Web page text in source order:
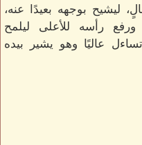
ليشيح بوجهه بعيدًا عنه،
رأسه للأعلى ليلمح
تساءل عاليًا وهو يشير بيده